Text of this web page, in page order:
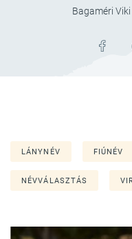
Bagaméri Viki
LÁNYNÉV FIÚNÉV
NÉVVÁLASZTÁS